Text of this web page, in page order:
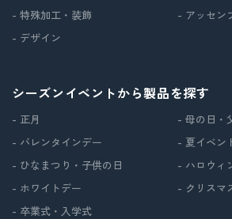
- 特殊加工・装飾
- デザイン
- アッセン
シーズンイベントから製品を探す
- 正月
- バレンタインデー
- ひなまつり・子供の日
- ホワイトデー
- 卒業式・入学式
- 母の日・
- 夏イベン
- ハロウィ
- クリスマ